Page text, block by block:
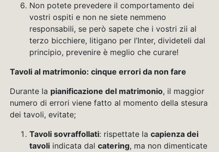
Non potete prevedere il comportamento dei
vostri ospiti e non ne siete nemmeno
responsabili, se però sapete che i vostri zii al
terzo bicchiere, litigano per l’Inter, divideteli dal
principio, prevenire è meglio che curare!
Tavoli al matrimonio: cinque errori da non fare
Durante la pianificazione del matrimonio, il maggior
numero di errori viene fatto al momento della stesura
dei tavoli, evitate;
Tavoli sovraffollati: rispettate la capienza dei
tavoli indicata dal catering, ma non dimenticate